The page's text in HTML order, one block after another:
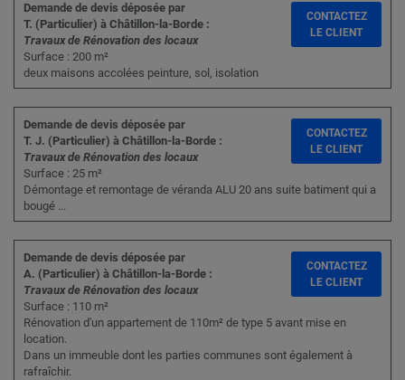
Demande de devis déposée par
T. (Particulier) à Châtillon-la-Borde :
Travaux de Rénovation des locaux
Surface : 200 m²
deux maisons accolées peinture, sol, isolation
CONTACTEZ
LE CLIENT
Demande de devis déposée par
T. J. (Particulier) à Châtillon-la-Borde :
Travaux de Rénovation des locaux
Surface : 25 m²
Démontage et remontage de véranda ALU 20 ans suite batiment qui a
bougé ...
CONTACTEZ
LE CLIENT
Demande de devis déposée par
A. (Particulier) à Châtillon-la-Borde :
Travaux de Rénovation des locaux
Surface : 110 m²
Rénovation d'un appartement de 110m² de type 5 avant mise en
location.
Dans un immeuble dont les parties communes sont également à
rafraîchir.
CONTACTEZ
LE CLIENT